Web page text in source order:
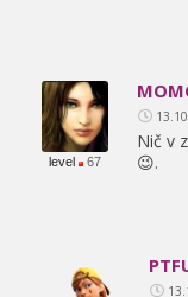
level 67
Nič v
😉.